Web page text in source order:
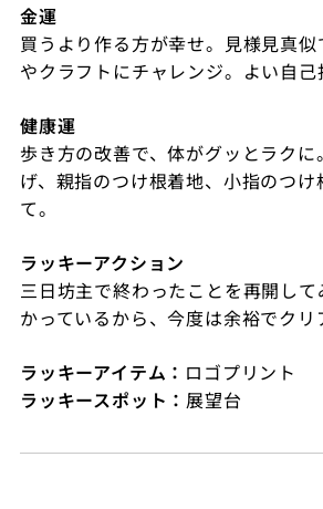
金運
買うより作る方が幸せ。見様見真似
やクラフトにチャレンジ。よい自己
健康運
歩き方の改善で、体がグッとラクに
げ、親指のつけ根着地、小指のつ
て。
ラッキーアクション
三日坊主で終わったことを再開し
かっているから、今度は余裕でクリ
ラッキーアイテム： ロゴプリント
ラッキースポット： 展望台